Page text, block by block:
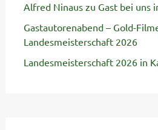
Alfred Ninaus zu Gast bei uns
Gastautorenabend – Gold-
Landesmeisterschaft 2026
Landesmeisterschaft 2026 in